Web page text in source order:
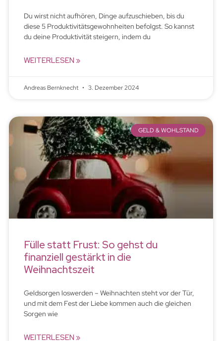
Du wirst nicht aufhören, Dinge aufzuschieben, bis du
diese 5 Produktivitätsgewohnheiten befolgst. So kannst
du deine Produktivität steigern, indem du
WEITERLESEN »
Andreas Bernknecht 3. Dezember 2024
GELD & WOHLSTAND
Fülle statt Frust: So gehst du
finanziell gestärkt in die
Weihnachtszeit
Geldsorgen loswerden – Weihnachten steht vor der Tür,
und mit dem Fest der Liebe kommen auch die gleichen
Sorgen wie
WEITERLESEN »